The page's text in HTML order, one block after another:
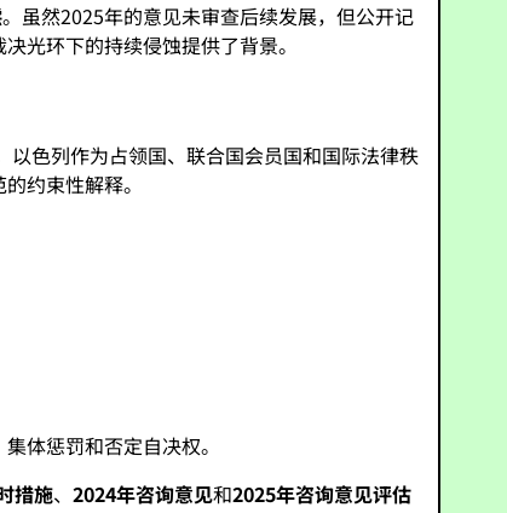
。虽然2025年的意见未审查后续发展，但公开记
光环下的持续侵蚀提供了背景。
色列作为占领国、联合国会员国和国际法律秩
约束性解释。
体惩罚和否定自决权。
措施、2024年咨询意见和2025年咨询意见评估